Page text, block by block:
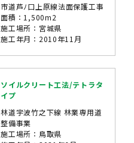
市道芦ﾉ口上原線法面保護工事
面積：1,500m2
施工場所：宮城県
施工年月：2010年11月
ソイルクリート工法/テトラタ
イプ
林道宇波竹之下線 林業専用道
整備事業
施工場所：鳥取県